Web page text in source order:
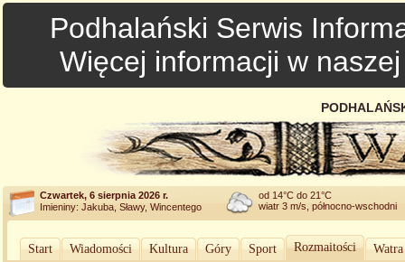
Podhalański Serwis
Więcej informacji w
Czwartek, 6 sierpnia 2026 r.
Imieniny: Jakuba, Sławy, Wincentego
od 14°C do 21°C
wiatr 3 m/s, północno-wschodni
Start Wiadomości Kultura Góry Sport Rozmaitości